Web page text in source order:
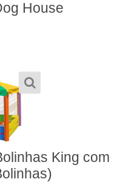
House
King com